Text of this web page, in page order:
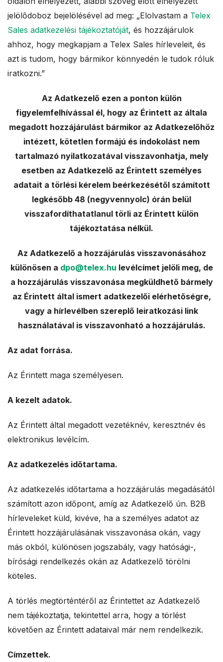
jelölődoboz bejelölésével ad meg: „Elolvastam a Telex
Sales adatkezelési tájékoztatóját, és hozzájárulok
ahhoz, hogy megkapjam a Telex Sales hírleveleit, és
azt is tudom, hogy bármikor könnyedén le tudok róluk
iratkozni.”
Az Adatkezelő ezen a ponton külön
figyelemfelhívással él, hogy az Érintett az általa
megadott hozzájárulást bármikor az Adatkezelőhöz
intézett, kötetlen formájú és indokolást nem
tartalmazó nyilatkozatával visszavonhatja, mely
esetben az Adatkezelő az Érintett személyes
adatait a törlési kérelem beérkezésétől számított
legkésőbb 48 (negyvennyolc) órán belül
visszafordíthatatlanul törli az Érintett külön
tájékoztatása nélkül.
Az Adatkezelő a hozzájárulás visszavonásához
különösen a dpo@telex.hu levélcímet jelöli meg, de
a hozzájárulás visszavonása megküldhető bármely
az Érintett által ismert adatkezelői elérhetőségre,
vagy a hírlevélben szereplő leiratkozási link
használatával is visszavonható a hozzájárulás.
Az adat forrása.
Az Érintett maga személyesen.
A kezelt adatok.
Az Érintett által megadott vezetéknév, keresztnév és
elektronikus levélcím.
Az adatkezelés időtartama.
Az adatkezelés időtartama a hozzájárulás megadásától
számított azon időpont, amíg az Adatkezelő ún. B2B
hírleveleket küld, kivéve, ha a személyes adatot az
Érintett hozzájárulásának visszavonása okán, vagy
más okból, különösen jogszabály, vagy hatósági-,
bírósági rendelkezés okán az Adatkezelő törölni
köteles.
A törlés megtörténtéről az Érintettet az Adatkezelő
nem tájékoztatja, tekintettel arra, hogy a törlést
követően az Érintett adataival már nem rendelkezik.
Címzettek.